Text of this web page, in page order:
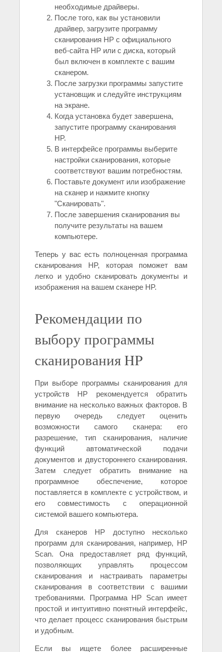
необходимые драйверы.
После того, как вы установили
драйвер, загрузите программу
сканирования HP с официального
веб-сайта HP или с диска, который
был включен в комплекте с вашим
сканером.
После загрузки программы запустите
установщик и следуйте инструкциям
на экране.
Когда установка будет завершена,
запустите программу сканирования
HP.
В интерфейсе программы выберите
настройки сканирования, которые
соответствуют вашим потребностям.
Поставьте документ или изображение
на сканер и нажмите кнопку
"Сканировать".
После завершения сканирования вы
получите результаты на вашем
компьютере.
Теперь у вас есть полноценная программа
сканирования HP, которая поможет вам
легко и удобно сканировать документы и
изображения на вашем сканере HP.
Рекомендации по
выбору программы
сканирования HP
При выборе программы сканирования для
устройств HP рекомендуется обратить
внимание на несколько важных факторов. В
первую очередь следует оценить
возможности самого сканера: его
разрешение, тип сканирования, наличие
функций автоматической подачи
документов и двустороннего сканирования.
Затем следует обратить внимание на
программное обеспечение, которое
поставляется в комплекте с устройством, и
его совместимость с операционной
системой вашего компьютера.
Для сканеров HP доступно несколько
программ для сканирования, например, HP
Scan. Она предоставляет ряд функций,
позволяющих управлять процессом
сканирования и настраивать параметры
сканирования в соответствии с вашими
требованиями. Программа HP Scan имеет
простой и интуитивно понятный интерфейс,
что делает процесс сканирования быстрым
и удобным.
Если вы ищете более расширенные